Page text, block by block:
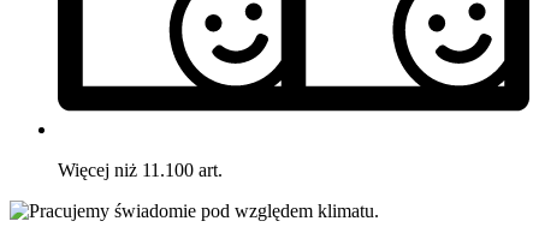
Więcej niż 11.100 art.